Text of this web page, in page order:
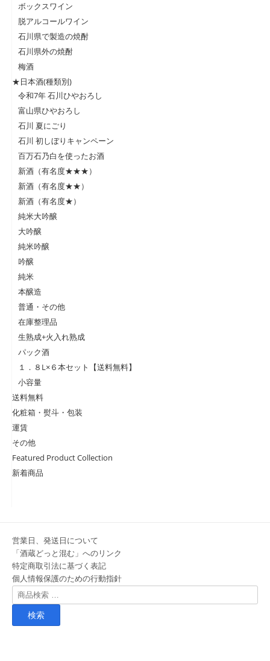
ボックスワイン
脱アルコールワイン
石川県で製造の焼酎
石川県外の焼酎
梅酒
★日本酒(種類別)
令和7年 石川ひやおろし
富山県ひやおろし
石川 夏にごり
石川 初しぼりキャンペーン
百万石乃白を使ったお酒
新酒（有名度★★★）
新酒（有名度★★）
新酒（有名度★）
純米大吟醸
大吟醸
純米吟醸
吟醸
純米
本醸造
普通・その他
在庫整理品
生熟成+火入れ熟成
パック酒
１．８L×６本セット【送料無料】
小容量
送料無料
化粧箱・熨斗・包装
運賃
その他
Featured Product Collection
新着商品
営業日、発送日について
「酒蔵どっと混む」へのリンク
特定商取引法に基づく表記
個人情報保護のための行動指針
検
索
象: